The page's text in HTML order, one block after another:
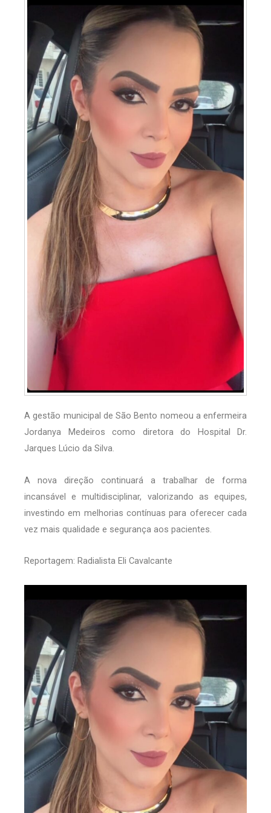
A gestão municipal de São Bento nomeou a enfermeira
Jordanya Medeiros como diretora do Hospital Dr.
Jarques Lúcio da Silva.
A nova direção continuará a trabalhar de forma
incansável e multidisciplinar, valorizando as equipes,
investindo em melhorias contínuas para oferecer cada
vez mais qualidade e segurança aos pacientes.
Reportagem: Radialista Eli Cavalcante